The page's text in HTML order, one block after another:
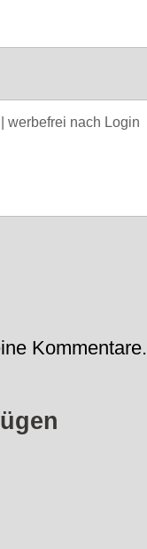
werbefrei nach Login